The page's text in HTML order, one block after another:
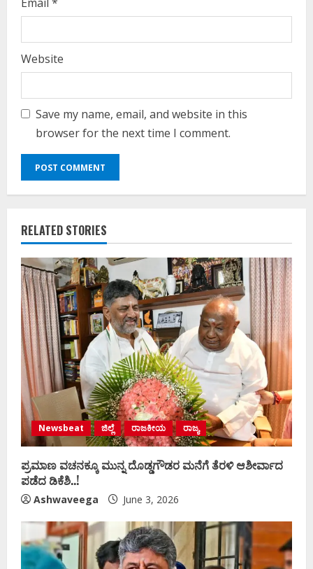
Website
Save my name, email, and website in this
browser for the next time I comment.
RELATED STORIES
Newsbeat ಜಿಲ್ಲೆ ರಾಜಕೀಯ ರಾಜ್ಯ
ಪ್ರಮಾಣ ವಚನಕ್ಕೂ ಮುನ್ನ ದೊಡ್ಡಗೌಡರ ಮನೆಗೆ ತೆರಳಿ ಆಶೀರ್ವಾದ
ಪಡೆದ ಡಿಕೆಶಿ..!
Ashwaveega June 3, 2026